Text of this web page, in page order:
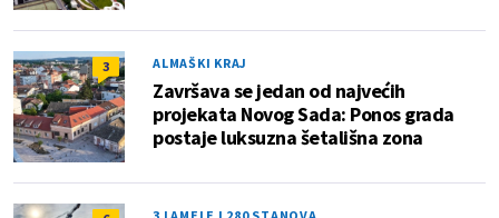
3 ALMAŠKI KRAJ
Završava se jedan od najvećih
projekata Novog Sada: Ponos grada
postaje luksuzna šetališna zona